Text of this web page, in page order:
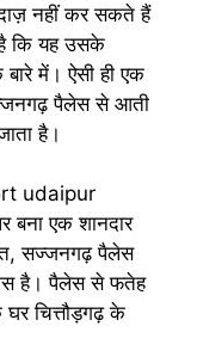
नहीं कर सकते हैं
है कि यह उसके
में। ऐसी ही एक
पैलेस से आती
है।
udaipur
बना एक शानदार
सज्जनगढ़ पैलेस
है। पैलेस से फतेह
चित्तौड़गढ़ के